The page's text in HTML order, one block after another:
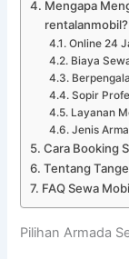
Mengapa
rentalanmobil?
Online 24
Biaya
Sopir
Layanan
Jenis
Cara Booking
Tentang
FAQ Sewa
Pilihan Armada